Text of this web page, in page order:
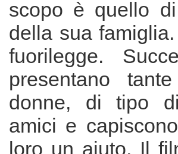
scopo è quello
della sua
fuorilegge.
presentano
donne, di tipo
amici e
loro un aiuto. Il